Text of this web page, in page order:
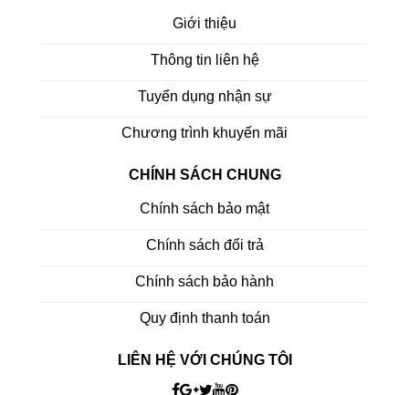
Giới thiệu
Thông tin liên hệ
Tuyển dụng nhận sự
Chương trình khuyến mãi
CHÍNH SÁCH CHUNG
Chính sách bảo mật
Chính sách đổi trả
Chính sách bảo hành
Quy định thanh toán
LIÊN HỆ VỚI CHÚNG TÔI